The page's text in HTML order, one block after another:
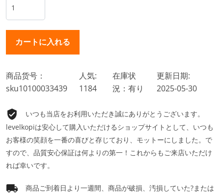
商品货号：
sku10100033439
人気:
1184
在庫状
況：有り
更新日期:
2025-05-30
いつも当店をお利用いただき誠にありがとうございます。
levelkopiは安心して購入いただけるショップサイトとして、いつも
お客様の笑顔を一番の喜びと存じており、モットーにしました。で
すので、品質安心保証は何よりの第一！これからもご来店いただけ
れば幸いです。
商品ご到着日より一週間、商品が破損、汚損していた?または